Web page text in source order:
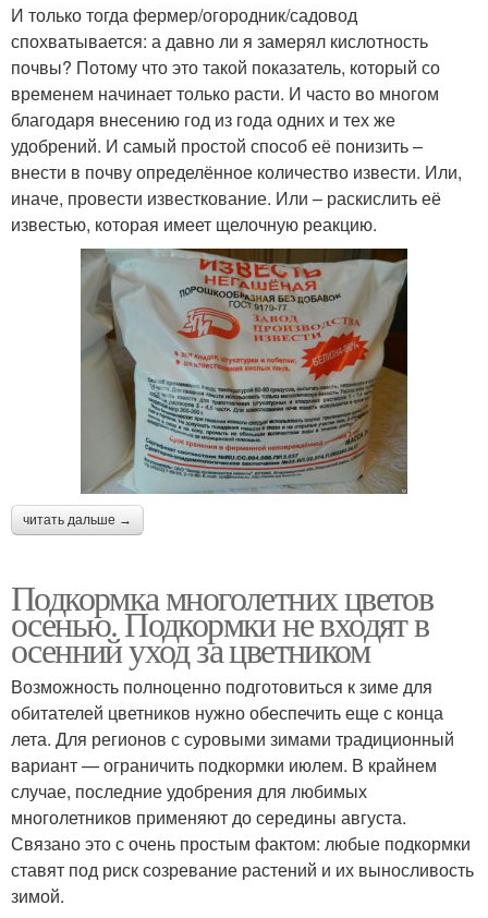
И только тогда фермер/огородник/садовод
спохватывается: а давно ли я замерял кислотность
почвы? Потому что это такой показатель, который со
временем начинает только расти. И часто во многом
благодаря внесению год из года одних и тех же
удобрений. И самый простой способ её понизить –
внести в почву определённое количество извести. Или,
иначе, провести известкование. Или – раскислить её
известью, которая имеет щелочную реакцию.
читать дальше →
Подкормка многолетних цветов
осенью. Подкормки не входят в
осенний уход за цветником
Возможность полноценно подготовиться к зиме для
обитателей цветников нужно обеспечить еще с конца
лета. Для регионов с суровыми зимами традиционный
вариант — ограничить подкормки июлем. В крайнем
случае, последние удобрения для любимых
многолетников применяют до середины августа.
Связано это с очень простым фактом: любые подкормки
ставят под риск созревание растений и их выносливость
зимой.